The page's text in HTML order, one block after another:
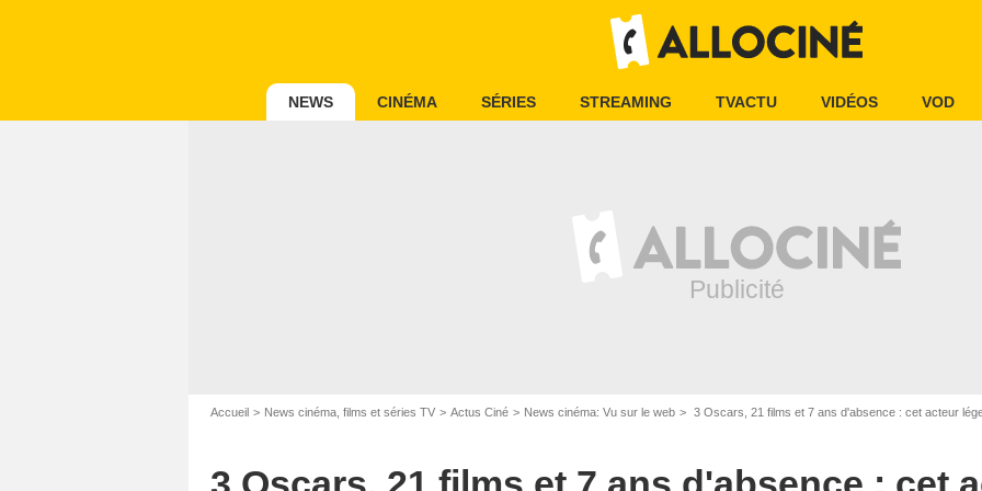
NEWS CINÉMA SÉRIES STREAMING TVACTU VIDÉOS VOD
Accueil News cinéma, films et séries TV Actus Ciné News cinéma: Vu sur le web 3 Oscars, 21 films et 7 ans d'absence : cet acteur légendaire